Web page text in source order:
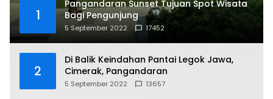
1
Pangandaran Sunset Tujuan Spot Wisata
Bagi Pengunjung
5 September 2022 17452
2
Di Balik Keindahan Pantai Legok Jawa,
Cimerak, Pangandaran
5 September 2022 13657